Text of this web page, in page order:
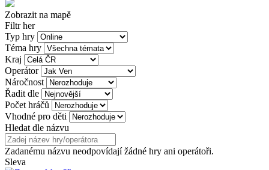
Zobrazit na mapě
Filtr her
Typ hry
Téma hry
Kraj
Operátor
Náročnost
Řadit dle
Počet hráčů
Vhodné pro děti
Hledat dle názvu
Zadanému názvu neodpovídají žádné hry ani operátoři.
Sleva